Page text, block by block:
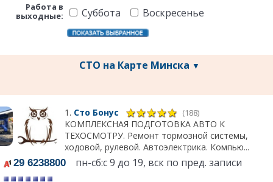
Работа в
выходные:
Суббота Воскресенье
СТО на Карте Минска ▼
1. Сто Бонус (188)
КОМПЛЕКСНАЯ ПОДГОТОВКА АВТО К
ТЕХОСМОТРУ. Ремонт тормозной системы,
ходовой, рулевой. Автоэлектрика. Компью...
29 6238800 пн-сб:с 9 до 19, вск по пред. записи